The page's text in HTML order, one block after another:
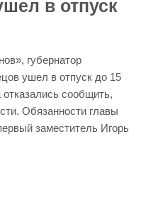
в отпуск
губернатор
ушел в отпуск до 15
отказались сообщить,
Обязанности главы
заместитель Игорь